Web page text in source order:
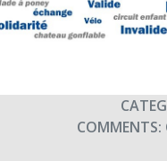
COMMENTS: